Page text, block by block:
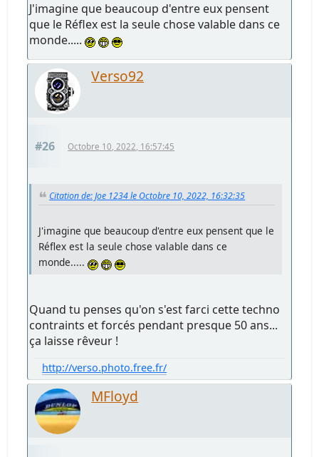
J'imagine que beaucoup d'entre eux pensent
que le Réflex est la seule chose valable dans ce
monde.....
Verso92
#26 Octobre 10, 2022, 16:57:45
Citation de: Joe 1234 le Octobre 10, 2022, 16:32:35
J'imagine que beaucoup d'entre eux pensent que le
Réflex est la seule chose valable dans ce
monde.....
Quand tu penses qu'on s'est farci cette techno
contraints et forcés pendant presque 50 ans...
ça laisse rêveur !
http://verso.photo.free.fr/
MFloyd